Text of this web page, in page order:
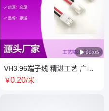
 00:05
VH3.96端子线 精湛工艺 广泛
应用 货源充足一站式供应省心
￥0.20/米